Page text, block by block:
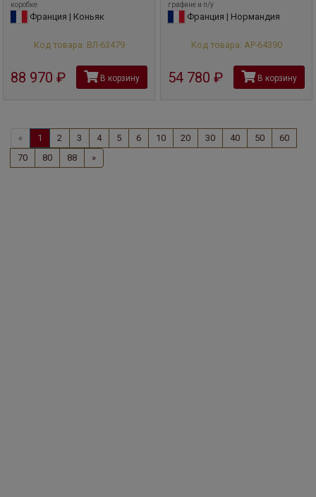
коробке
Франция | Коньяк
Код товара: ВЛ-63479
88 970 рубВ корзину
графине и п/у
Франция | Нормандия
Код товара: АР-64390
54 780 рубВ корзину
« 1 2 3 4 5 6 10 20 30 40 50
60
70
80 88 »